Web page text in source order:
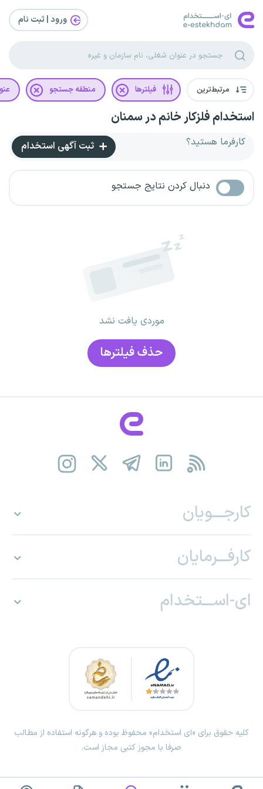
ورود | ثبت‌ نام
مرتبط‌ترین فیلترها منطقه جستجو
استخدام فلزکار خانم در سمنان
کارفرما هستید؟ ثبت آگهی استخدام
دنبال کردن نتایج جستجو
موردی یافت نشد
حذف فیلتر‌ها
کارجـــویان
کارفـــرمایان
ای-اســـتخدام
کلیه حقوق برای «ای استخدام» محفوظ بوده و هرگونه استفاده از مطالب
صرفا با مجوز کتبی مجاز است.